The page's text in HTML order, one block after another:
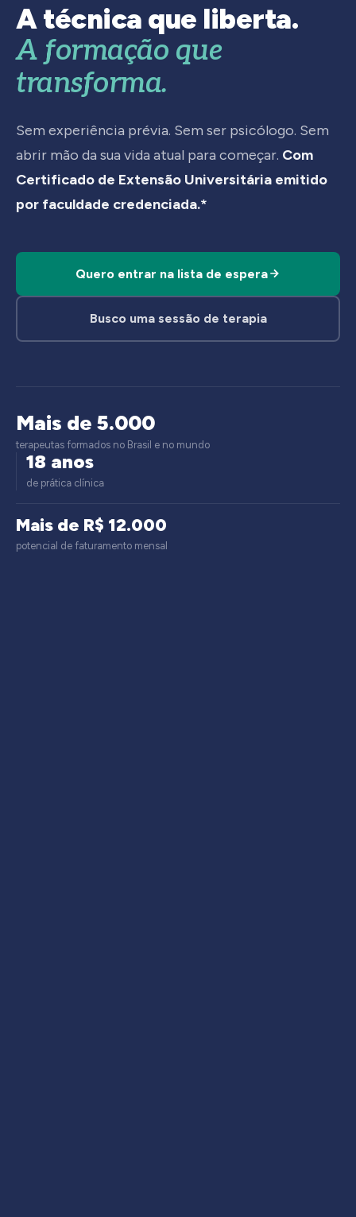
A técnica que liberta.
A formação que
transforma.
Sem experiência prévia. Sem ser psicólogo. Sem
abrir mão da sua vida atual para começar. Com
Certificado de Extensão Universitária emitido
por faculdade credenciada.*
Quero entrar na lista de espera
Busco uma sessão de terapia
Mais de 5.000
terapeutas formados no Brasil e no mundo
18 anos
de prática clínica
Mais de R$ 12.000
potencial de faturamento mensal